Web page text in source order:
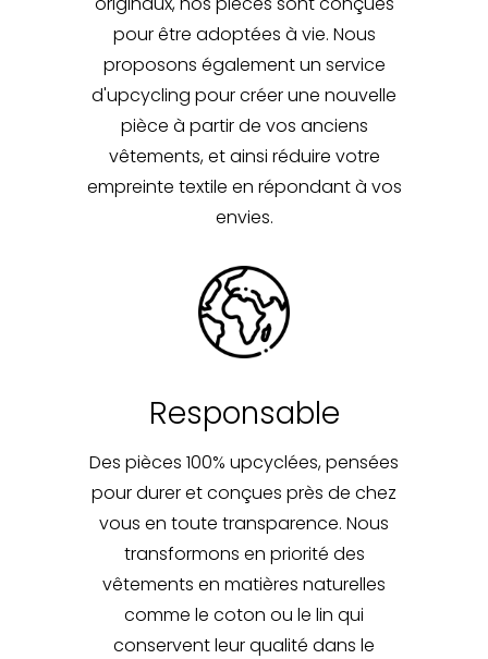
pour être adoptées à vie. Nous
proposons également un service
d'upcycling pour créer une nouvelle
pièce à partir de vos anciens
vêtements, et ainsi réduire votre
empreinte textile en répondant à vos
envies.
Responsable
Des pièces 100% upcyclées, pensées
pour durer et conçues près de chez
vous en toute transparence. Nous
transformons en priorité des
vêtements en matières naturelles
comme le coton ou le lin qui
conservent leur qualité dans le